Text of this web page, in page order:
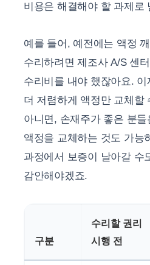
비용은 해결해야 할 과제로
예를 들어, 예전에는 액정
수리하려면 제조사 A/S 센
수리비를 내야 했잖아요.
더 저렴하게 액정만 교체할
아니면, 손재주가 좋은 분
액정을 교체하는 것도 가능
과정에서 보증이 날아갈 수
감안해야겠죠.
구분
수리할 권리
시행 전